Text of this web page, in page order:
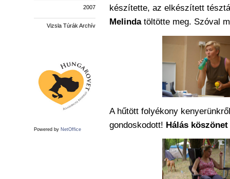
2007
Vizsla Túrák Archív
Powered by NetOffice
készítette, az elkészített
Melindatöltötte meg. Szóval
A hűtött folyékony
gondoskodott! Hálás